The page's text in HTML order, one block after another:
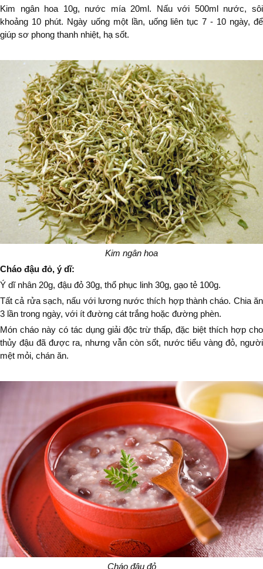
Kim ngân hoa 10g, nước mía 20ml. Nấu với 500ml nước, sôi
khoảng 10 phút. Ngày uống một lần, uống liên tục 7 - 10 ngày, để
giúp sơ phong thanh nhiệt, hạ sốt.
Kim ngân hoa
Cháo đậu đỏ, ý dĩ:
Ý dĩ nhân 20g, đậu đỏ 30g, thổ phục linh 30g, gạo tẻ 100g.
Tất cả rửa sạch, nấu với lương nước thích hợp thành cháo. Chia ăn
3 lần trong ngày, với ít đường cát trắng hoặc đường phèn.
Món cháo này có tác dụng giải độc trừ thấp, đặc biệt thích hợp cho
thủy đậu đã được ra, nhưng vẫn còn sốt, nước tiểu vàng đỏ, người
mệt mỏi, chán ăn.
Cháo đậu đỏ